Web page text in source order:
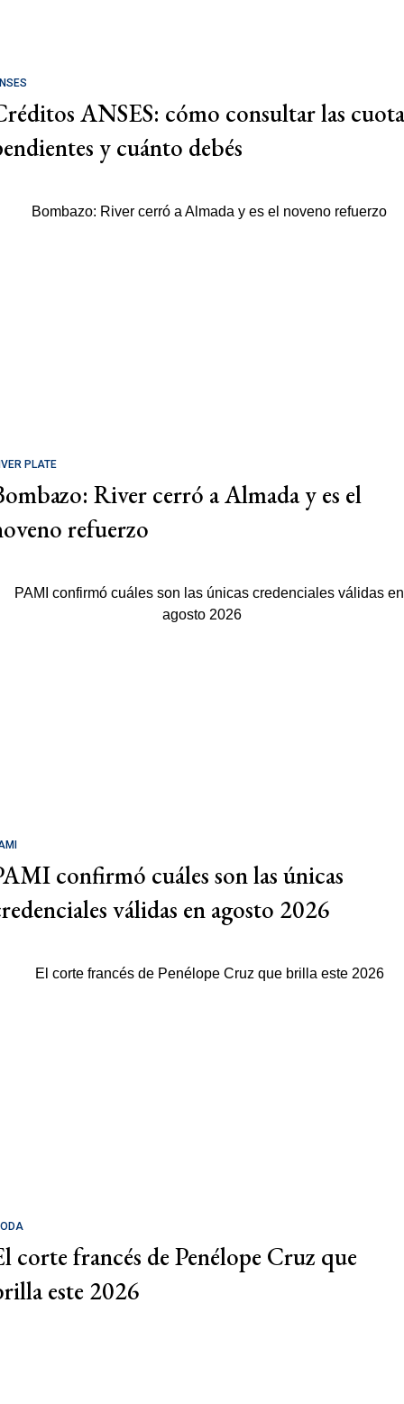
ANSES: cómo consultar las
y cuánto debés
PLATE
River cerró a Almada y es el
refuerzo
confirmó cuáles son las únicas
válidas en agosto 2026
corte francés de Penélope Cruz que
este 2026